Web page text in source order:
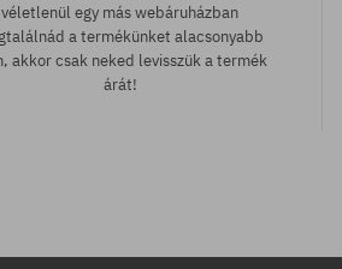
véletlenül egy más webáruházban
a termékünket alacsonyabb
akkor csak neked levisszük a termék
árát!